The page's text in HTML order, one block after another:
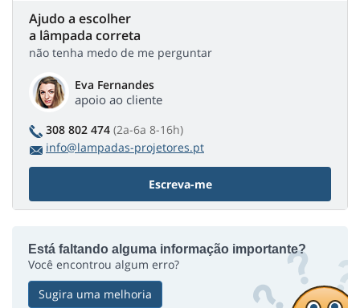
Ajudo a escolher
a lâmpada correta
não tenha medo de me perguntar
Eva Fernandes
apoio ao cliente
308 802 474 (2a-6a 8-16h)
info@lampadas-projetores.pt
Escreva-me
Está faltando alguma informação importante?
Você encontrou algum erro?
Sugira uma melhoria